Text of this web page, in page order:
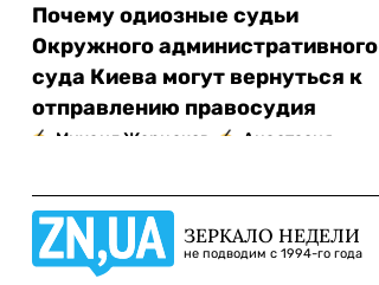
Почему одиозные судьи
Окружного административного
суда Киева могут вернуться к
отправлению правосудия
Михаил Жернаков
Анастасия
ЗЕРКАЛО НЕДЕЛИ
не подводим с 1994-го года